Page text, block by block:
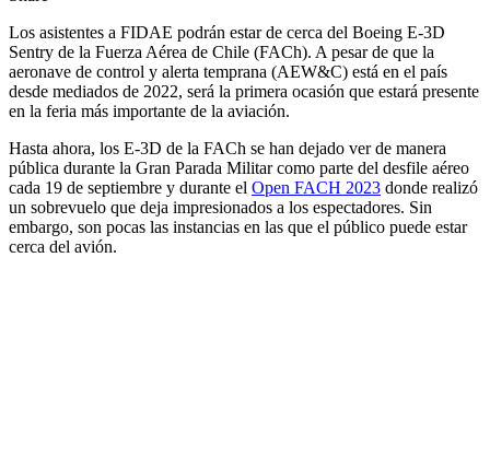
Los asistentes a FIDAE podrán estar de cerca del Boeing E-3D
Sentry de la Fuerza Aérea de Chile (FACh). A pesar de que la
aeronave de control y alerta temprana (AEW&C) está en el país
desde mediados de 2022, será la primera ocasión que estará presente
en la feria más importante de la aviación.
Hasta ahora, los E-3D de la FACh se han dejado ver de manera
pública durante la Gran Parada Militar como parte del desfile aéreo
cada 19 de septiembre y durante el Open FACH 2023 donde realizó
un sobrevuelo que deja impresionados a los espectadores. Sin
embargo, son pocas las instancias en las que el público puede estar
cerca del avión.